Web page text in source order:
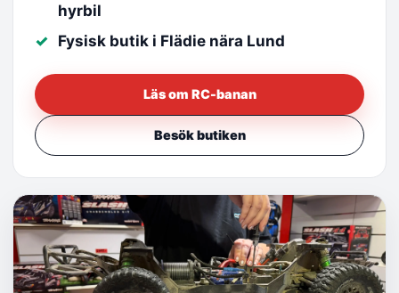
hyrbil
Fysisk butik i Flädie nära Lund
Läs om RC-banan
Besök butiken